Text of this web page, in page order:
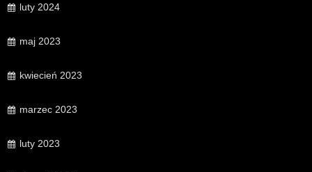
luty 2024
maj 2023
kwiecień 2023
marzec 2023
luty 2023